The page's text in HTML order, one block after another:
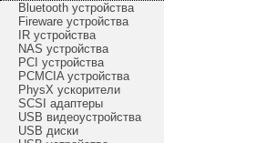
Bluetooth устройства
Fireware устройства
IR устройства
NAS устройства
PCI устройства
PCMCIA устройства
PhysX ускорители
SCSI адаптеры
USB видеоустройства
USB диски